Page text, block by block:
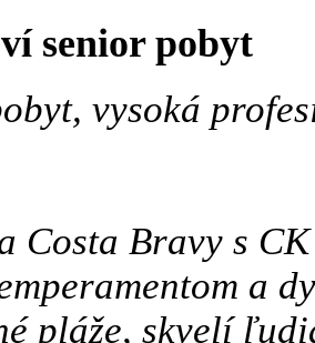
senior pobyt
vysoká
Costa Bravy s
a
pláže, skvelí